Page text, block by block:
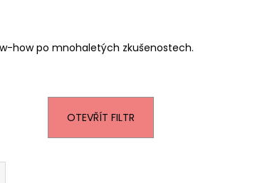
how po mnohaletých zkušenostech.
OTEVŘÍT FILTR